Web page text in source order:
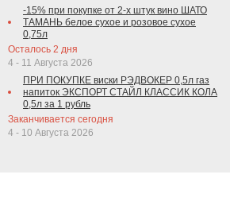
-15% при покупке от 2-х штук вино ШАТО
ТАМАНЬ белое сухое и розовое сухое
0,75л
Осталось 2 дня
4 - 11 Августа 2026
ПРИ ПОКУПКЕ виски РЭДВОКЕР 0,5л газ
напиток ЭКСПОРТ СТАЙЛ КЛАССИК КОЛА
0,5л за 1 рубль
Заканчивается сегодня
4 - 10 Августа 2026